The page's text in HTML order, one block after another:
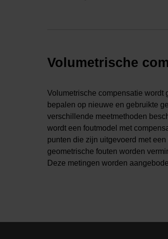
Volumetrische
Volumetrische compensatie wordt
bepalen op nieuwe en gebruikte
verschillende meetmethoden
wordt een foutmodel met
punten die zijn uitgevoerd met
geometrische fouten worden
Deze metingen worden